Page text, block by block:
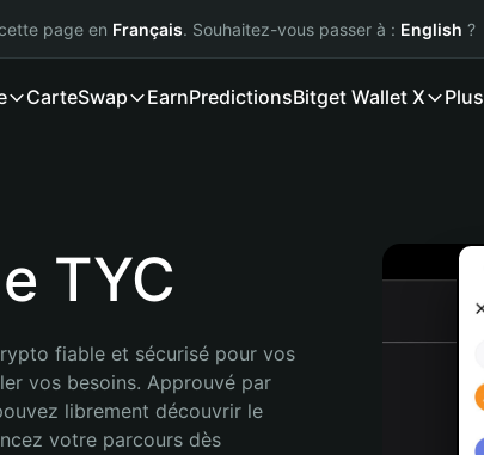
page en Français. Souhaitez-vous passer à : English ?
CarteSwap EarnPredictionsBitget Wallet X Plus
TYC
fiable et sécurisé pour vos
vos besoins. Approuvé par
librement découvrir le
votre parcours dès